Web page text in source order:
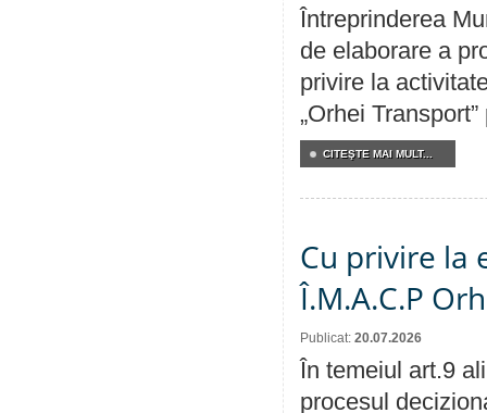
Întreprinderea
de elaborare a
privire la
„Orhei
CITEŞTE MAI MULT...
Cu privire la
Î.M.A.C.P
Publicat: 20.07.2026
În temeiul art.9
procesul